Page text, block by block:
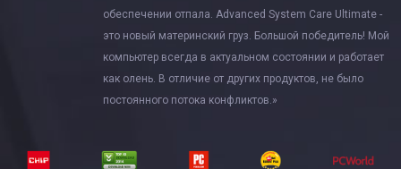
обеспечении отпала. Advanced System Care Ultimate -
это новый материнский груз. Большой победитель! Мой
компьютер всегда в актуальном состоянии и работает
как олень. В отличие от других продуктов, не было
постоянного потока конфликтов.»